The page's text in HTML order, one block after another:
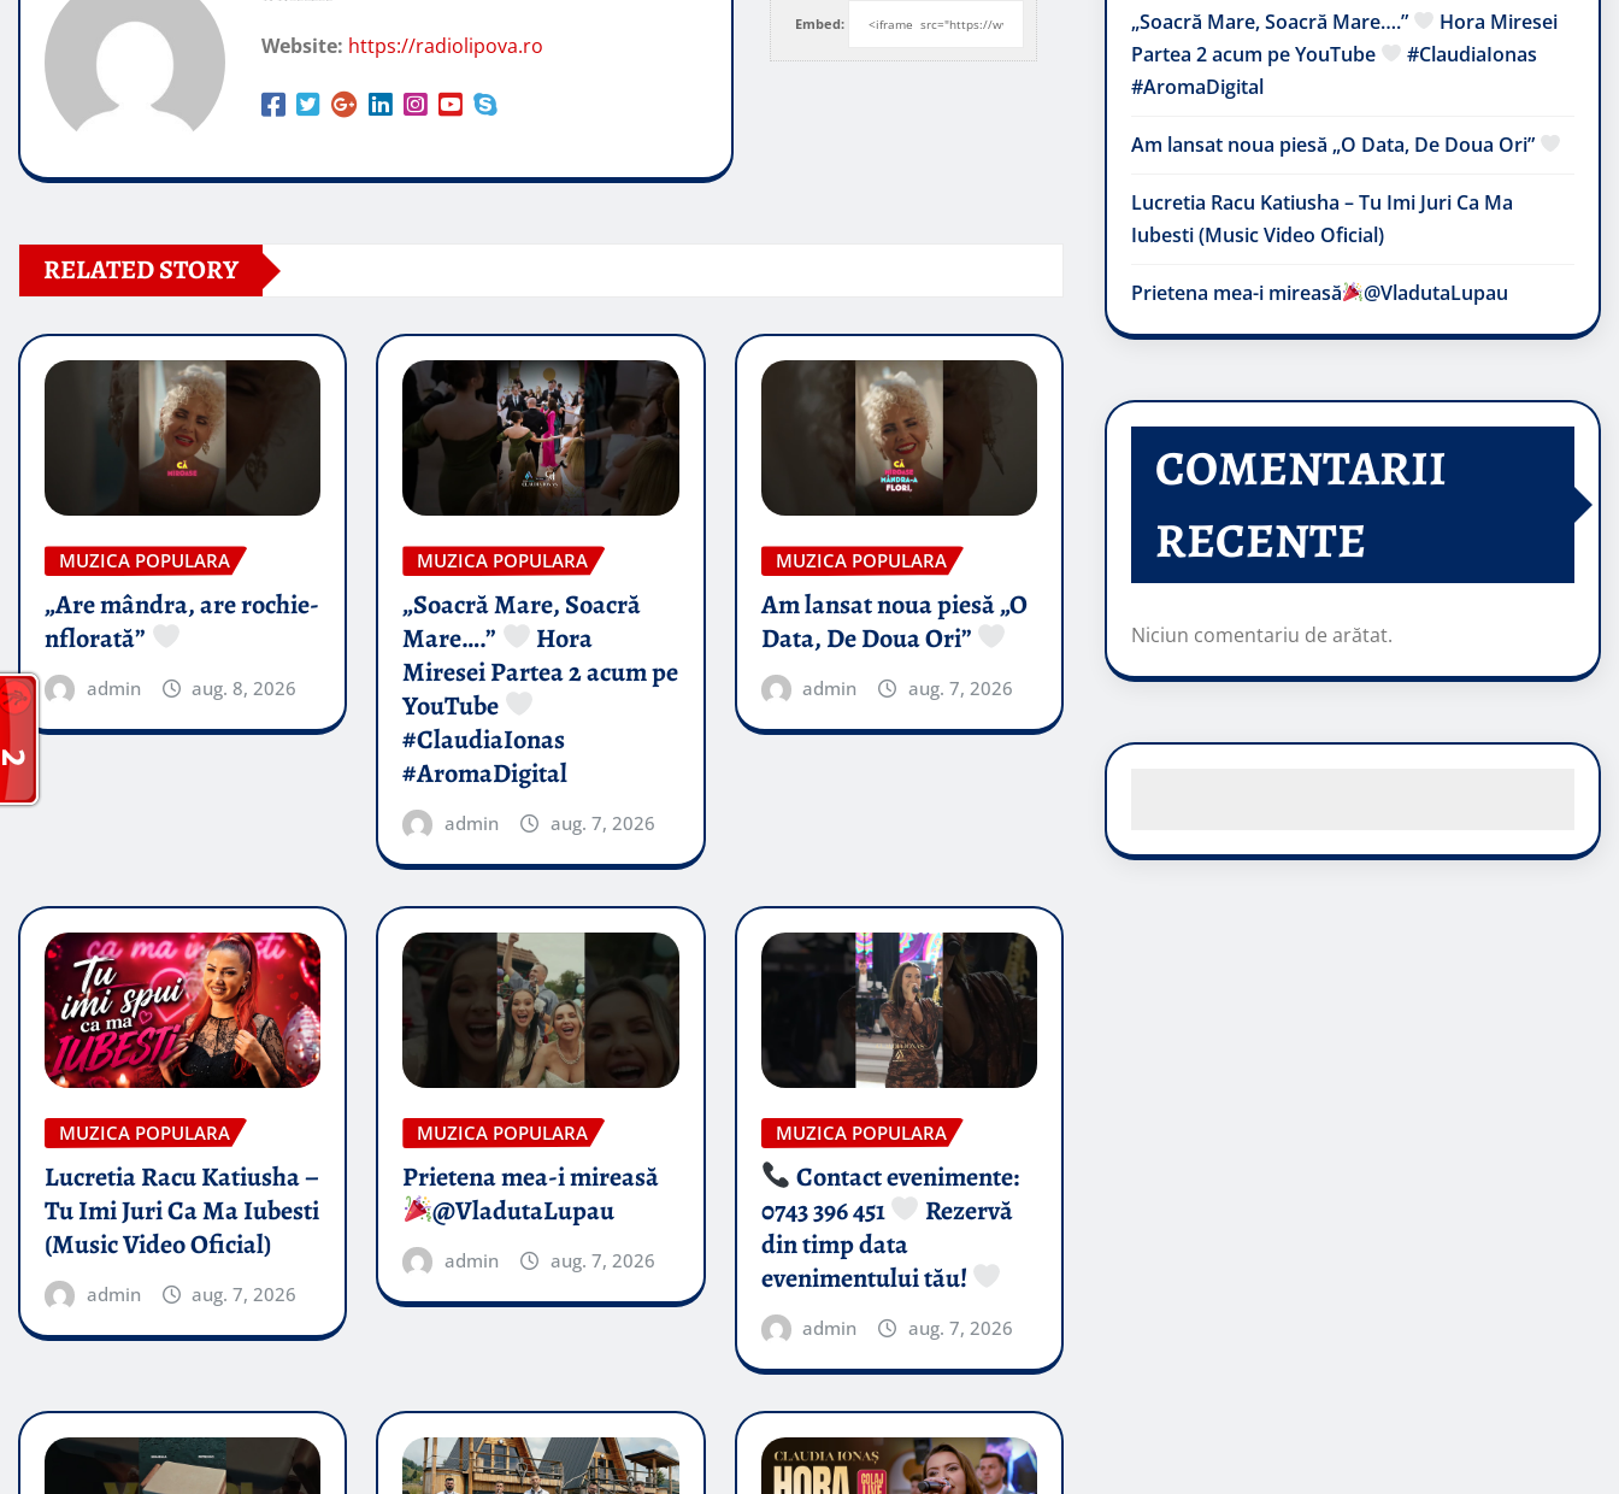
Embed:
Website: https://radiolipova.ro
RELATED STORY
MUZICA POPULARA
„Are mândra, are rochie-
nflorată”
admin aug. 8, 2026
MUZICA POPULARA
„Soacră Mare, Soacră
Mare….”
Hora
Miresei Partea 2 acum pe
YouTube
#ClaudiaIonas
#AromaDigital
admin aug. 7, 2026
MUZICA POPULARA
Am lansat noua piesă „O
Data, De Doua Ori”
admin aug. 7, 2026
MUZICA POPULARA
Lucretia Racu Katiusha –
Tu Imi Juri Ca Ma Iubesti
(Music Video Oficial)
admin aug. 7, 2026
MUZICA POPULARA
Prietena mea-i mireasă​
@VladutaLupau
admin aug. 7, 2026
MUZICA POPULARA
Contact evenimente:
0743 396 451
Rezervă
din timp data
evenimentului tău!
admin aug. 7, 2026
„Soacră Mare, Soacră Mare….”
Hora Miresei
Partea 2 acum pe YouTube
#ClaudiaIonas
#AromaDigital
Am lansat noua piesă „O Data, De Doua Ori”
Lucretia Racu Katiusha – Tu Imi Juri Ca Ma
Iubesti (Music Video Oficial)
Prietena mea-i mireasă​ @VladutaLupau
COMENTARII
RECENTE
Niciun comentariu de arătat.